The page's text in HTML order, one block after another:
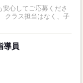
心してご応募くださ
導員